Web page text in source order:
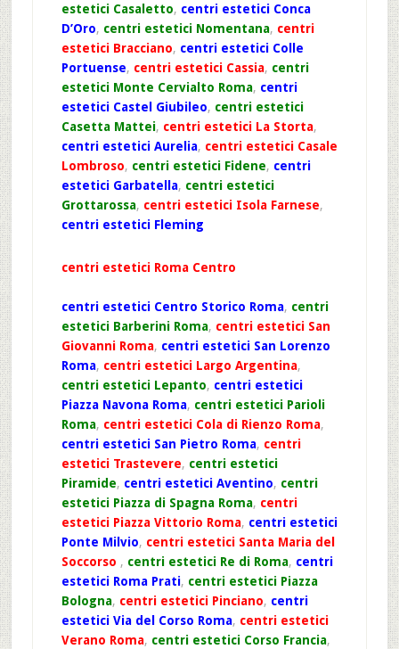
estetici Casaletto, centri estetici Conca
D’Oro, centri estetici Nomentana, centri
estetici Bracciano, centri estetici Colle
Portuense, centri estetici Cassia, centri
estetici Monte Cervialto Roma, centri
estetici Castel Giubileo, centri estetici
Casetta Mattei, centri estetici La Storta,
centri estetici Aurelia, centri estetici Casale
Lombroso, centri estetici Fidene, centri
estetici Garbatella, centri estetici
Grottarossa, centri estetici Isola Farnese,
centri estetici Fleming
centri estetici Roma Centro
centri estetici Centro Storico Roma, centri
estetici Barberini Roma, centri estetici San
Giovanni Roma, centri estetici San Lorenzo
Roma, centri estetici Largo Argentina,
centri estetici Lepanto, centri estetici
Piazza Navona Roma, centri estetici Parioli
Roma, centri estetici Cola di Rienzo Roma,
centri estetici San Pietro Roma, centri
estetici Trastevere, centri estetici
Piramide, centri estetici Aventino, centri
estetici Piazza di Spagna Roma, centri
estetici Piazza Vittorio Roma, centri estetici
Ponte Milvio, centri estetici Santa Maria del
Soccorso , centri estetici Re di Roma, centri
estetici Roma Prati, centri estetici Piazza
Bologna, centri estetici Pinciano, centri
estetici Via del Corso Roma, centri estetici
Verano Roma, centri estetici Corso Francia,